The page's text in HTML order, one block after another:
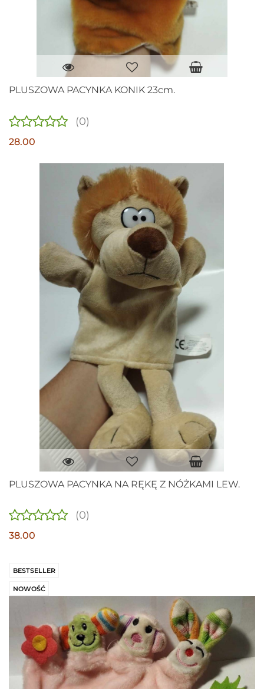
PLUSZOWA PACYNKA KONIK 23cm.
(0)
28.00
PLUSZOWA PACYNKA NA RĘKĘ Z NÓŻKAMI LEW.
(0)
38.00
BESTSELLER
NOWOŚĆ